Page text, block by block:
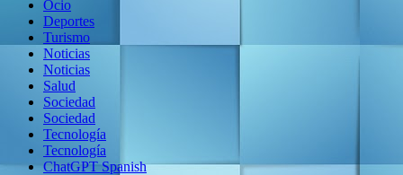
Ocio
Deportes
Turismo
Noticias
Noticias
Salud
Sociedad
Sociedad
Tecnología
Tecnología
ChatGPT Spanish